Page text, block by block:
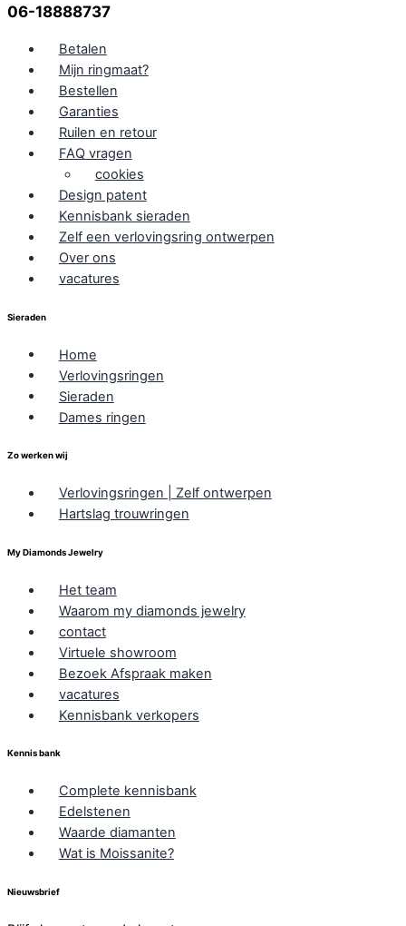
06-18888737
Betalen
Mijn ringmaat?
Bestellen
Garanties
Ruilen en retour
FAQ vragen
cookies
Design patent
Kennisbank sieraden
Zelf een verlovingsring ontwerpen
Over ons
vacatures
Sieraden
Home
Verlovingsringen
Sieraden
Dames ringen
Zo werken wij
Verlovingsringen | Zelf ontwerpen
Hartslag trouwringen
My Diamonds Jewelry
Het team
Waarom my diamonds jewelry
contact
Virtuele showroom
Bezoek Afspraak maken
vacatures
Kennisbank verkopers
Kennis bank
Complete kennisbank
Edelstenen
Waarde diamanten
Wat is Moissanite?
Nieuwsbrief